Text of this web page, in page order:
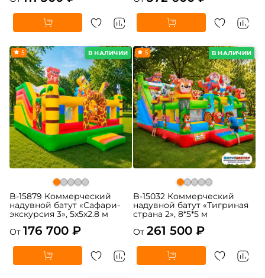
В НАЛИЧИИ
5
B-15879 Коммерческий
надувной батут «Сафари-
экскурсия 3», 5x5x2.8 м
От 176 700 ₽
В НАЛИЧИИ
5
B-15032 Коммерческий
надувной батут «Тигриная
страна 2», 8*5*5 м
От 261 500 ₽